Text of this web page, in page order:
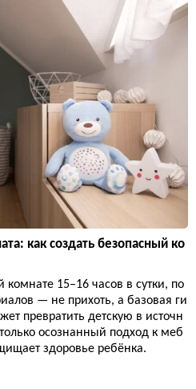
как создать безопасный ко
15–16 часов в сутки, по
— не прихоть, а базовая ги
превратить детскую в источн
осознанный подход к меб
здоровье ребёнка.